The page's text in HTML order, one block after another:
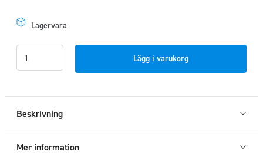
Lagervara
male
2-
Lägg i varukorg
Beskrivning
Mer information